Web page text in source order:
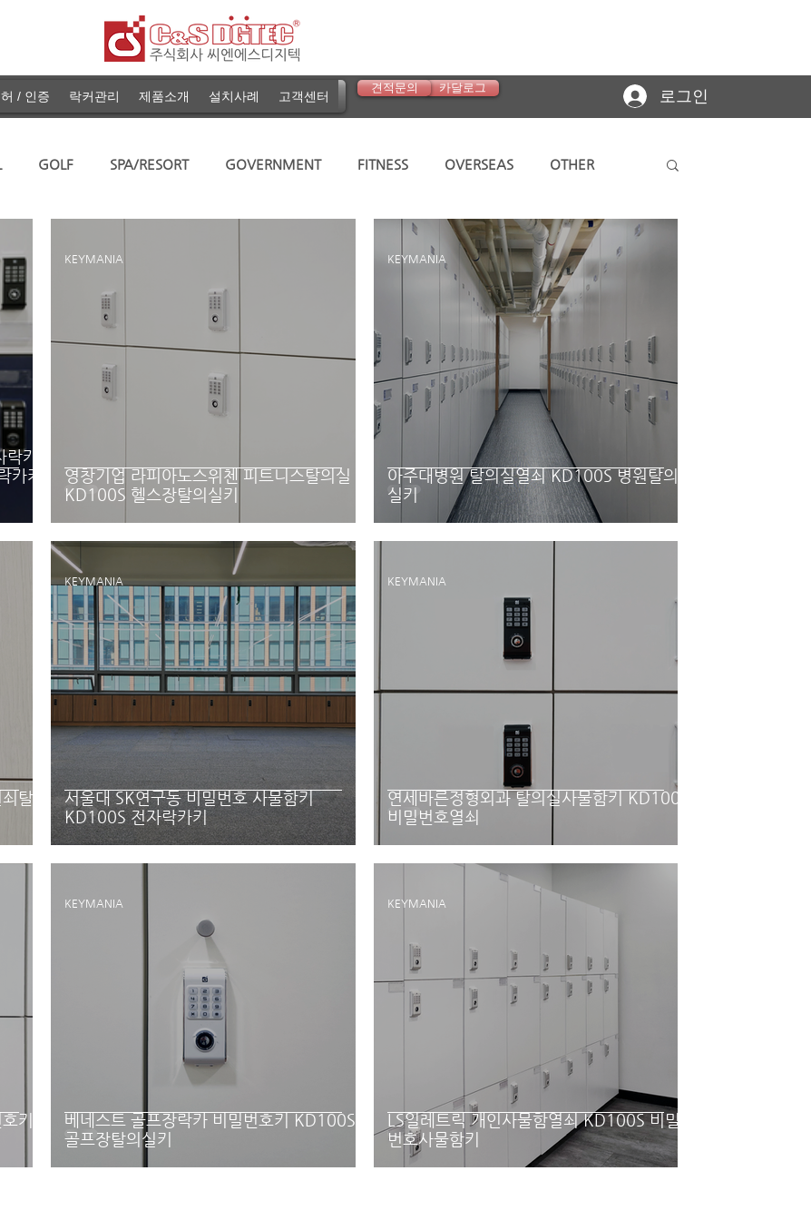
/ 인증 락커관리 제품소개 설치사례 고객센터
카달로그
견적문의 로그인
GOLF SPA/RESORT GOVERNMENT FITNESS OVERSEAS OTHER
KD900B KDP01
NDP02 NEON-S Accessories DP02Classic KD890
카
키
영창기업 라피아노스위첸 피트니스탈의실
KD100S 헬스장탈의실키
KEYMANIA
아주대병원 탈의실열쇠 KD100S 병원탈의
실키
KEYMANIA
탈
서울대 SK연구동 비밀번호 사물함키
KD100S 전자락카키
KEYMANIA
연세바른정형외과 탈의실사물함키 KD100S
비밀번호열쇠
KEYMANIA
키
베네스트 골프장락카 비밀번호키 KD100S
골프장탈의실키
KEYMANIA
LS일레트릭 개인사물함열쇠 KD100S 비밀
번호사물함키
KEYMANIA